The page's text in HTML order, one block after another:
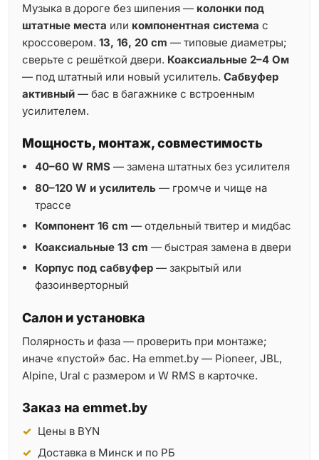
Музыка в дороге без шипения — колонки под
штатные места или компонентная система с
кроссовером. 13, 16, 20 cm — типовые диаметры;
сверьте с решёткой двери. Коаксиальные 2–4 Ом
— под штатный или новый усилитель. Сабвуфер
активный — бас в багажнике с встроенным
усилителем.
Мощность, монтаж, совместимость
40–60 W RMS — замена штатных без усилителя
80–120 W и усилитель — громче и чище на
трассе
Компонент 16 cm — отдельный твитер и мидбас
Коаксиальные 13 cm — быстрая замена в двери
Корпус под сабвуфер — закрытый или
фазоинверторный
Салон и установка
Полярность и фаза — проверить при монтаже;
иначе «пустой» бас. На emmet.by — Pioneer, JBL,
Alpine, Ural с размером и W RMS в карточке.
Заказ на emmet.by
Цены в BYN
Доставка в Минск и по РБ